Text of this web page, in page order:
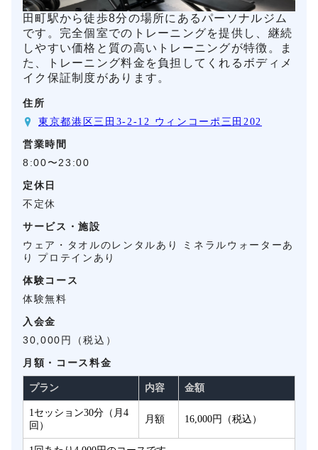
田町駅から徒歩8分の場所にあるパーソナルジム
です。完全個室でのトレーニングを提供し、継続
しやすい価格と質の高いトレーニングが特徴。ま
た、トレーニング料金を負担してくれるボディメ
イク保証制度があります。
住所
東京都港区三田3-2-12 ウィンコーポ三田202
営業時間
8:00〜23:00
定休日
不定休
サービス・施設
ウェア・タオルのレンタルあり ミネラルウォーターあ
り プロテインあり
体験コース
体験無料
入会金
30,000円（税込）
月額・コース料金
プラン 内容 金額
1セッション30分（月4
回）
月額 16,000円（税込）